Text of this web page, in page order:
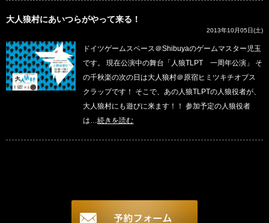
大人狼村にあいつらがやって来る！
2013年10月05日(土)
ドイツゲームスペース＠Shibuyaのゲームマスター児玉
です。 現在公演中の舞台「人狼TLPT 一周年公演」 そ
の千秋楽の次の日は大人狼村＠原宿ヒミツキチオブス
クラップです！ そこで、あの人狼TLPTの人狼役者が、
大人狼村にも遊びに来ます！！ 参加予定の人狼役者
は…続きを読む